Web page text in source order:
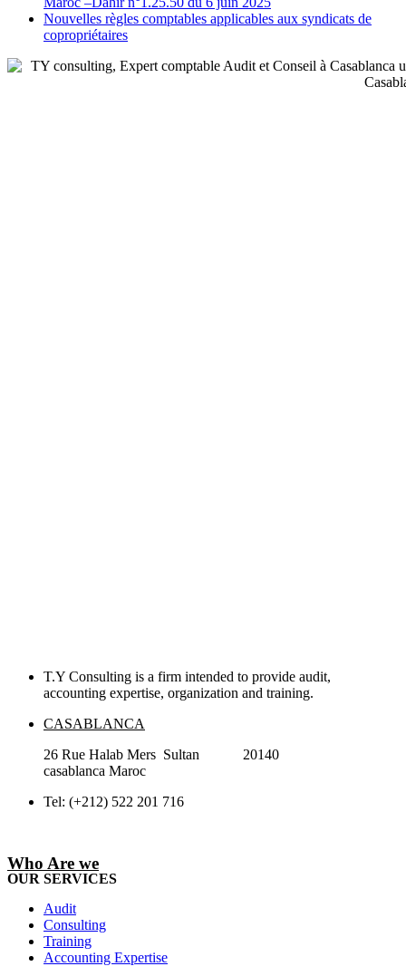
Nouvelles règles comptables applicables aux syndicats de
copropriétaires
T.Y Consulting is a firm intended to provide audit,
accounting expertise, organization and training.
CASABLANCA
26 Rue Halab Mers Sultan 20140
casablanca Maroc
Tel: (+212) 522 201 716
Who Are we
OUR SERVICES
Audit
Consulting
Training
Accounting Expertise